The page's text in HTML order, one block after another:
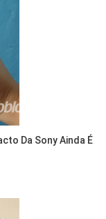
Da Sony Ainda É